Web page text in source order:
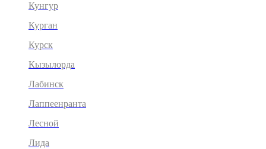
Кунгур
Курган
Курск
Кызылорда
Лабинск
Лаппеенранта
Лесной
Лида